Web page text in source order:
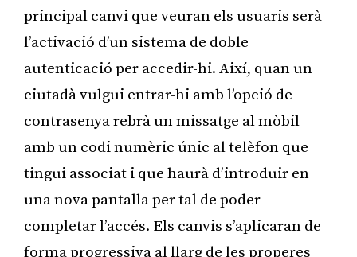
principal canvi que veuran els usuaris serà
l’activació d’un sistema de doble
autenticació per accedir-hi. Així, quan un
ciutadà vulgui entrar-hi amb l’opció de
contrasenya rebrà un missatge al mòbil
amb un codi numèric únic al telèfon que
tingui associat i que haurà d’introduir en
una nova pantalla per tal de poder
completar l’accés. Els canvis s’aplicaran de
forma progressiva al llarg de les properes